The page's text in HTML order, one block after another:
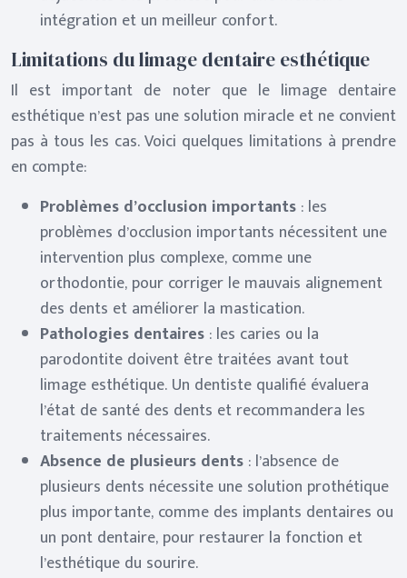
intégration et un meilleur confort.
Limitations du limage dentaire esthétique
Il est important de noter que le limage dentaire
esthétique n’est pas une solution miracle et ne convient
pas à tous les cas. Voici quelques limitations à prendre
en compte:
Problèmes d’occlusion importants : les
problèmes d’occlusion importants nécessitent une
intervention plus complexe, comme une
orthodontie, pour corriger le mauvais alignement
des dents et améliorer la mastication.
Pathologies dentaires : les caries ou la
parodontite doivent être traitées avant tout
limage esthétique. Un dentiste qualifié évaluera
l’état de santé des dents et recommandera les
traitements nécessaires.
Absence de plusieurs dents : l’absence de
plusieurs dents nécessite une solution prothétique
plus importante, comme des implants dentaires ou
un pont dentaire, pour restaurer la fonction et
l’esthétique du sourire.